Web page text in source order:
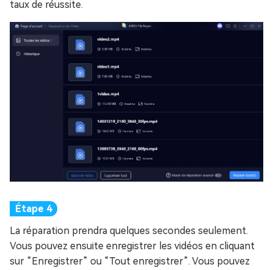
taux de réussite.
La réparation prendra quelques secondes seulement.
Vous pouvez ensuite enregistrer les vidéos en cliquant
sur “Enregistrer” ou “Tout enregistrer”. Vous pouvez